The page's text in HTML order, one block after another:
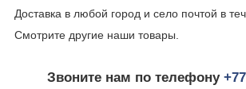
Доставка в любой город и село почтой в
Смотрите другие наши товары.
Звоните нам по телефону